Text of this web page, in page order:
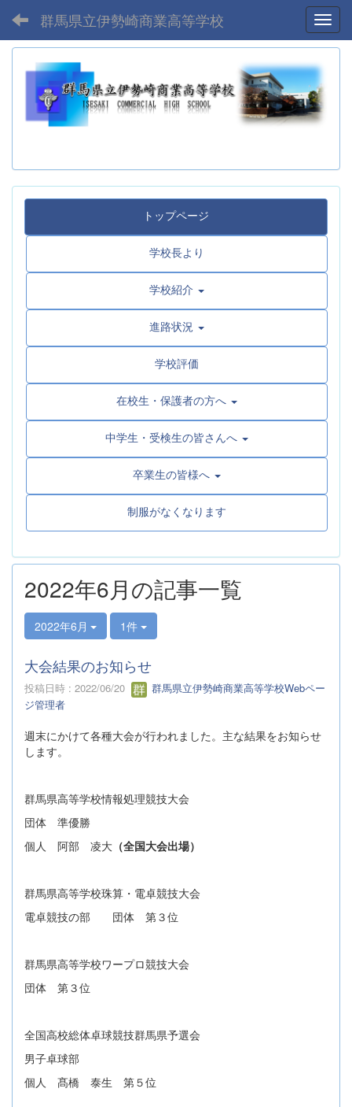
群馬県立伊勢崎商業高等学校
トップページ
学校長より
学校紹介
進路状況
学校評価
在校生・保護者の方へ
中学生・受検生の皆さんへ
卒業生の皆様へ
制服がなくなります
2022年6月の記事一覧
2022年6月 1件
大会結果のお知らせ
投稿日時 : 2022/06/20
群馬県立伊勢崎商業高等学校Webペー
ジ管理者
週末にかけて各種大会が行われました。主な結果をお知らせ
します。
群馬県高等学校情報処理競技大会
団体 準優勝
個人 阿部 凌大 （全国大会出場）
群馬県高等学校珠算・電卓競技大会
電卓競技の部 団体 第３位
群馬県高等学校ワープロ競技大会
団体 第３位
全国高校総体卓球競技群馬県予選会
男子卓球部
個人 髙橋 泰生 第５位